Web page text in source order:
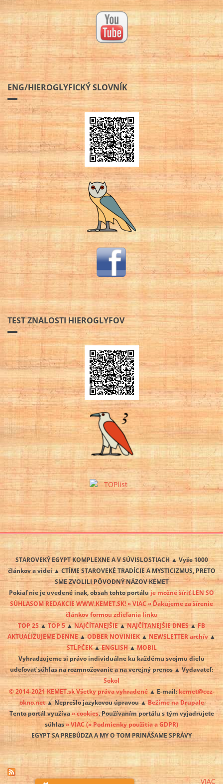
ENG/HIEROGLYFICKÝ SLOVNÍK
TEST ZNALOSTI HIEROGLYFOV
STAROVEKÝ EGYPT KOMPLEXNE A V SÚVISLOSTIACH ▲ Vyše 1000
článkov a videí ▲ CTÍME STAROVEKÉ TRADÍCIE A MYSTICIZMUS, PRETO
SME ZVOLILI PÔVODNÝ NÁZOV KEMET
Pokiaľ nie je uvedené inak, obsah tohto portálu je možné šíriť LEN SO
SÚHLASOM REDAKCIE WWW.KEMET.SK! » VIAC « Ďakujeme za šírenie
článkov formou zdieľania linku
TOP 25 ▲ TOP 5▲NAJČÍTANEJŠIE▲NAJČÍTANEJŠIE DNES ▲FB
AKTUALIZUJEME DENNE▲ODBER NOVINIEK▲ NEWSLETTER archív ▲
STĹPČEK▲ENGLISH▲MOBIL
Vyhradzujeme si právo individuálne ku každému svojmu dielu
udeľovať súhlas na rozmnožovanie a na verejný prenos ▲ Vydavateľ:
Sokol
© 2014-2021 KEMET.sk Všetky práva vyhradené▲ E-mail: kemet@cez-
okno.net▲ Neprešlo jazykovou úpravou ▲ Bežíme na Drupale
Tento portál využíva» cookies. Používaním portálu s tým vyjadrujete
súhlas» VIAC(» Podmienky použitia a GDPR)
EGYPT SA PREBÚDZA A MY O TOM PRINÁŠAME SPRÁVY
VIAC